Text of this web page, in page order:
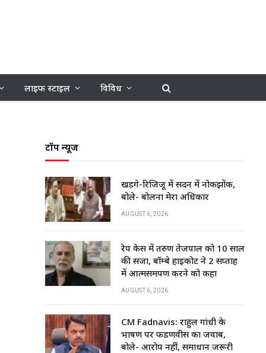
लाइफ स्टाइल विविध
टॉप न्यूज
खड़गे-रिजिजू में सदन में नोकझोंक,
बोले- बोलना मेरा अधिकार
AUGUST 6, 2026
रेप केस में तरुण तेजपाल को 10 साल
की सजा, बॉम्बे हाईकोर्ट ने 2 सप्ताह
में आत्मसमर्पण करने को कहा
AUGUST 6, 2026
CM Fadnavis: राहुल गांधी के
भाषण पर फडणवीस का जवाब,
बोले- आरोप नहीं, समाधान जरूरी